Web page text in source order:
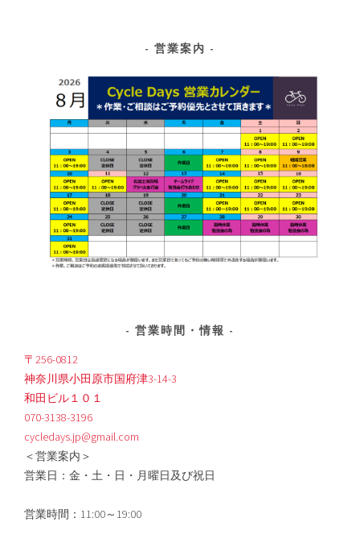
営業案内
営業時間・情報
〒256-0812
神奈川県小田原市国府津3-14-3
和田ビル１０１
070-3138-3196
cycledays.jp@gmail.com
＜営業案内＞
営業日：金・土・日・月曜日及び祝日
営業時間：11:00～19:00